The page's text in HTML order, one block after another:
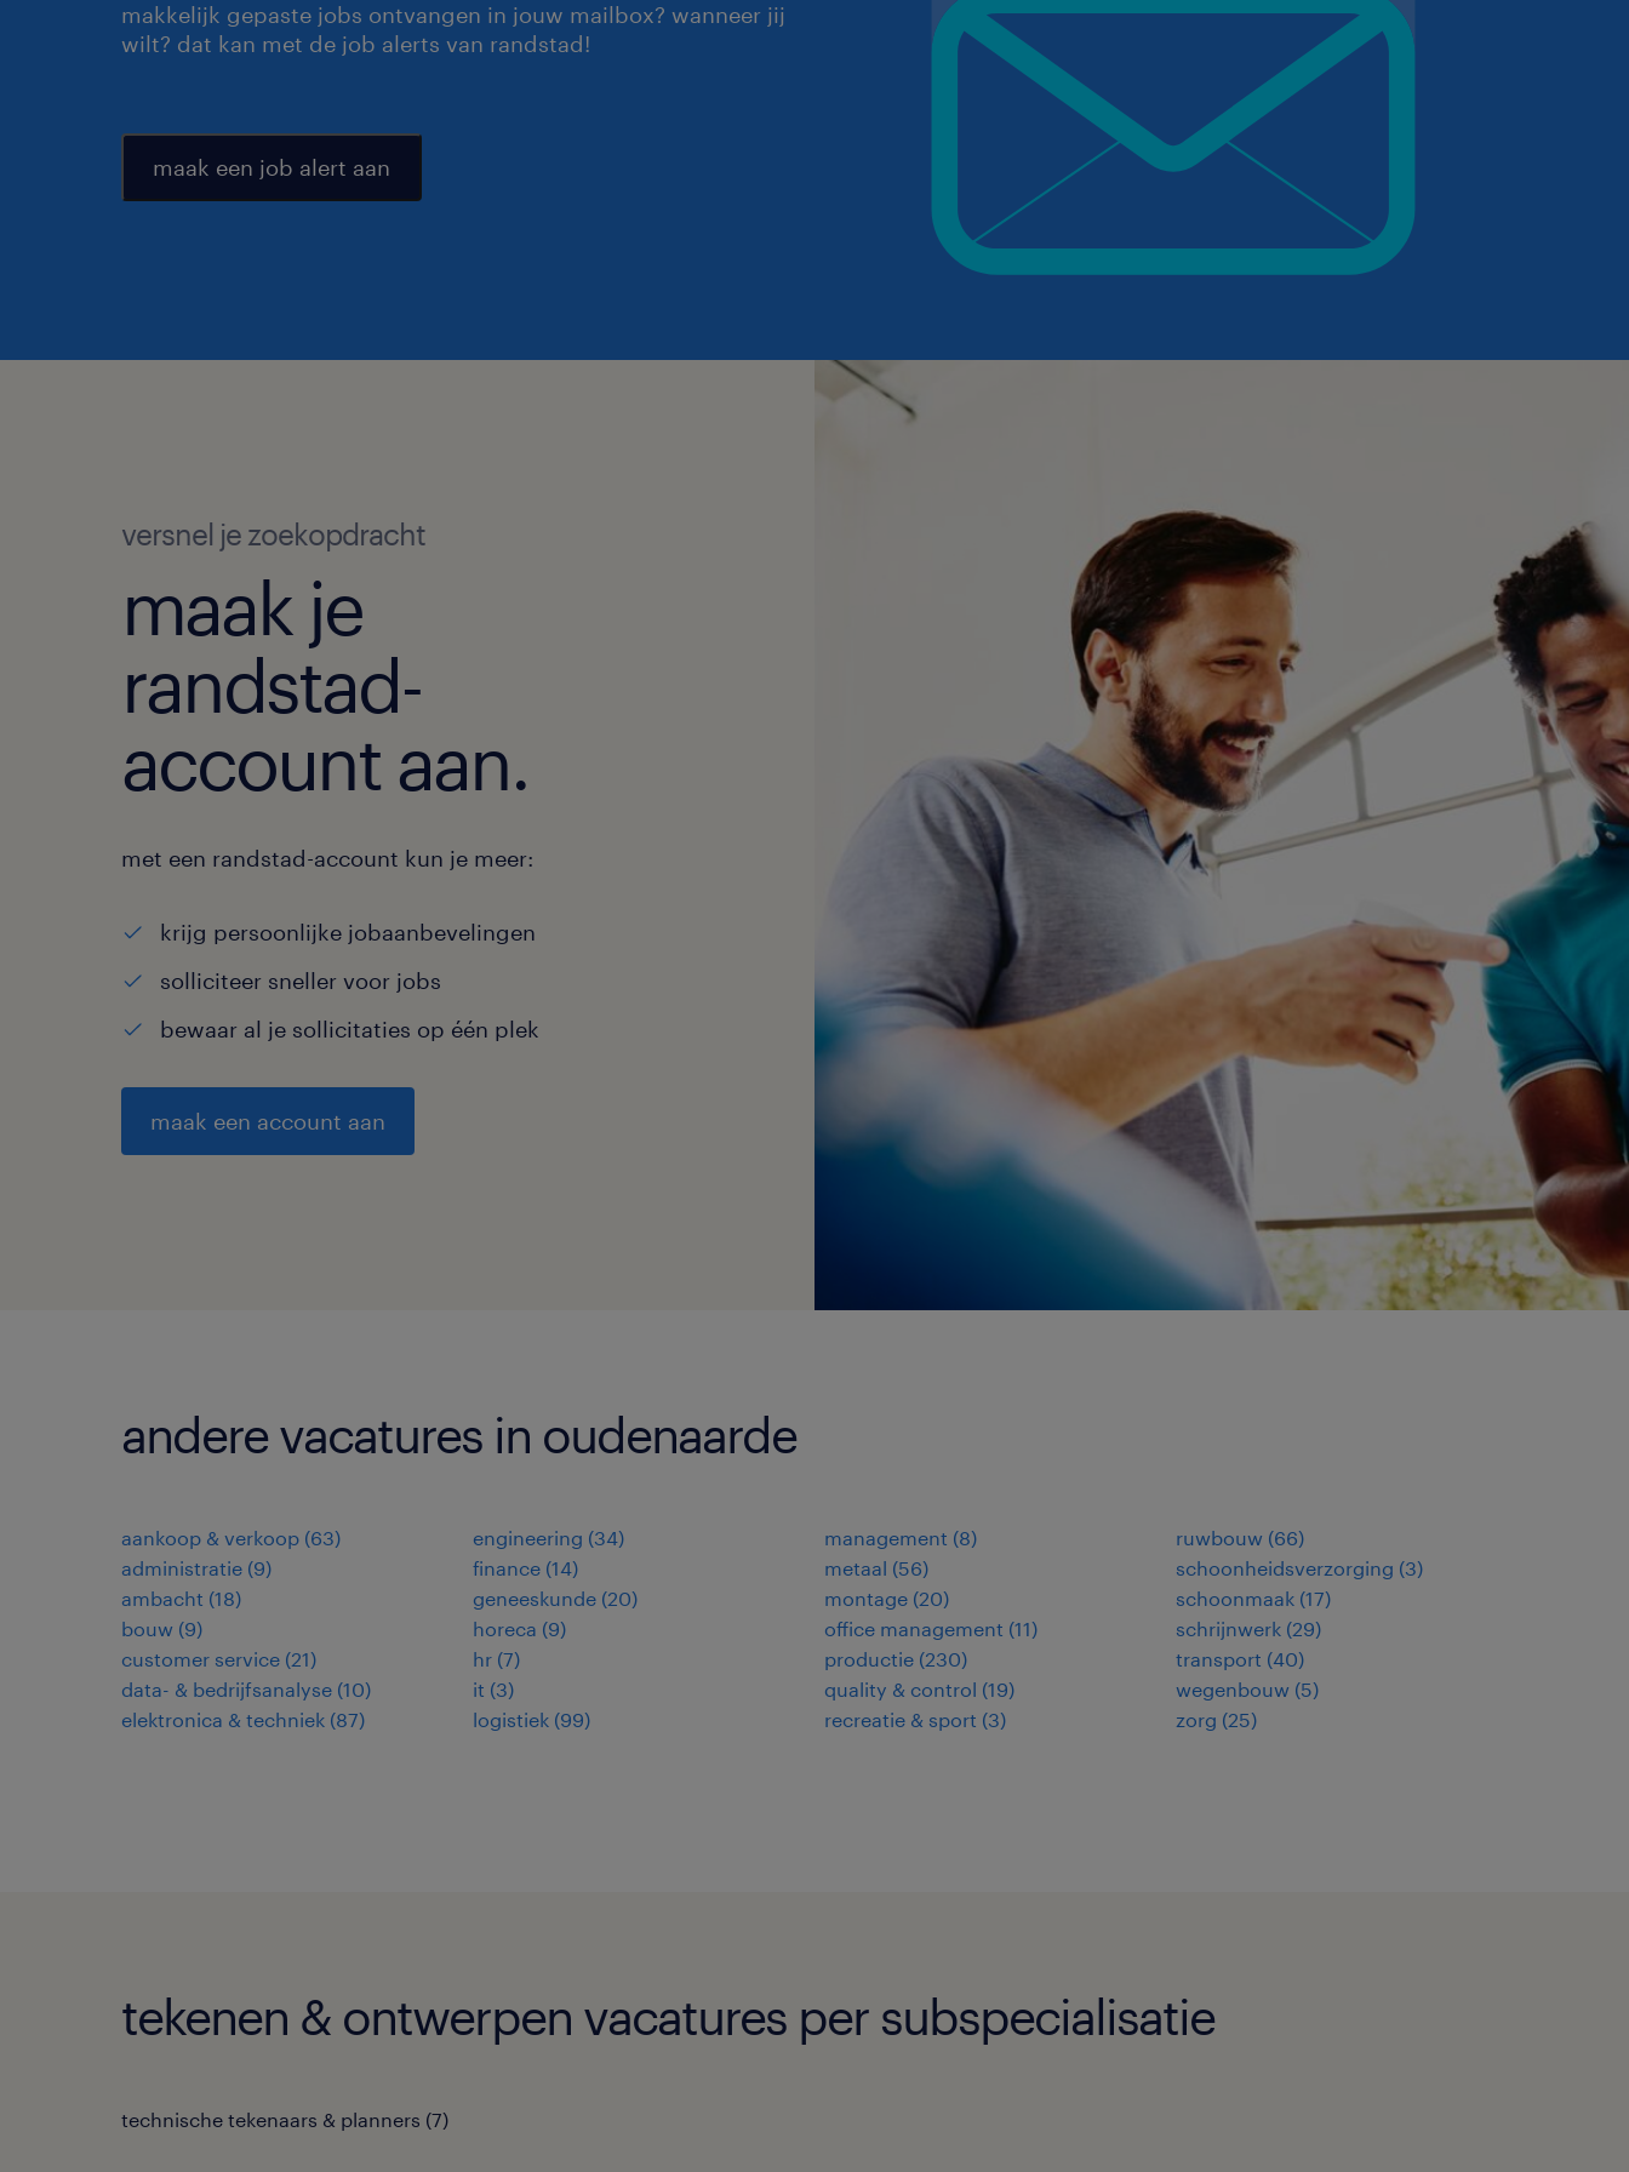
makkelijk gepaste jobs ontvangen in jouw mailbox? wanneer jij
wilt? dat kan met de job alerts van randstad!
maak een job alert aan
versnel je zoekopdracht
maak je
randstad-
account aan.
met een randstad-account kun je meer:
krijg persoonlijke jobaanbevelingen
solliciteer sneller voor jobs
bewaar al je sollicitaties op één plek
maak een account aan
andere vacatures in oudenaarde
aankoop & verkoop (63)
administratie (9)
ambacht (18)
bouw (9)
customer service (21)
data- & bedrijfsanalyse (10)
elektronica & techniek (87)
engineering (34)
finance (14)
geneeskunde (20)
horeca (9)
hr (7)
it (3)
logistiek (99)
management (8)
metaal (56)
montage (20)
office management (11)
productie (230)
quality & control (19)
recreatie & sport (3)
ruwbouw (66)
schoonheidsverzorging (3)
schoonmaak (17)
schrijnwerk (29)
transport (40)
wegenbouw (5)
zorg (25)
tekenen & ontwerpen vacatures per subspecialisatie
technische tekenaars & planners (7)